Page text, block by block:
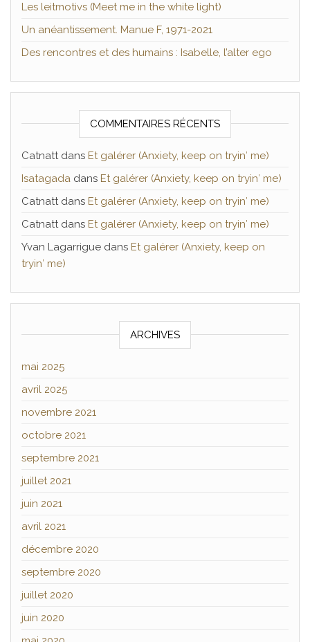
Les leitmotivs (Meet me in the white light)
Un anéantissement. Manue F, 1971-2021
Des rencontres et des humains : Isabelle, l’alter ego
COMMENTAIRES RÉCENTS
Catnattdans Et galérer (Anxiety, keep on tryin′ me)
Isatagada dans Et galérer (Anxiety, keep on tryin′ me)
Catnattdans Et galérer (Anxiety, keep on tryin′ me)
Catnattdans Et galérer (Anxiety, keep on tryin′ me)
Yvan Lagarrigue dans Et galérer (Anxiety, keep on
tryin′ me)
ARCHIVES
mai 2025
avril 2025
novembre 2021
octobre 2021
septembre 2021
juillet 2021
juin 2021
avril 2021
décembre 2020
septembre 2020
juillet 2020
juin 2020